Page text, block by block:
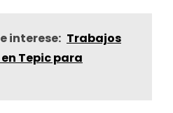
interese: Trabajos
Tepic para